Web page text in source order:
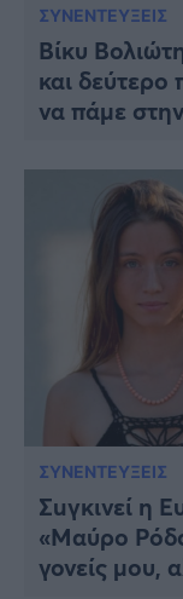
ΣΥΝΕΝΤΕΥΞΕΙΣ
Βίκυ
και δεύτερο
να πάμε
ΣΥΝΕΝΤΕΥΞΕΙΣ
Σuγκινεί η
«Μαύρο
γονείς μου,